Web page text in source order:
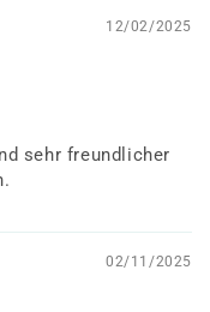
12/02/2025
sehr freundlicher
02/11/2025